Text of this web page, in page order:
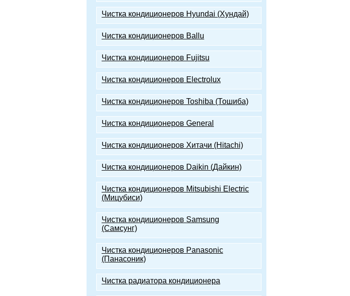
Чистка кондиционеров Hyundai (Хундай)
Чистка кондиционеров Ballu
Чистка кондиционеров Fujitsu
Чистка кондиционеров Electrolux
Чистка кондиционеров Toshiba (Тошиба)
Чистка кондиционеров General
Чистка кондиционеров Хитачи (Hitachi)
Чистка кондиционеров Daikin (Дайкин)
Чистка кондиционеров Mitsubishi Electric
(Мицубиси)
Чистка кондиционеров Samsung
(Самсунг)
Чистка кондиционеров Panasonic
(Панасоник)
Чистка радиатора кондиционера